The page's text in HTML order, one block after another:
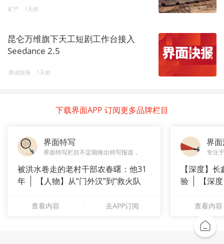
矿产 1天前
昆仑万维旗下天工短剧工作台接入
Seedance 2.5
商业快报 1天前
下载界面APP 订阅更多品牌栏目
界面特写
界面特写栏目不定期推出特写报道，
被洪水卷走的老村干部农春曙：他31
年
【人物】从“门外汉”到“救火队
查看内容 去APP订阅
界
专注
【深度】
验
【深
查看内容